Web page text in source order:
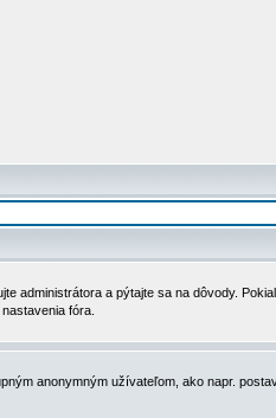
administrátora a pýtajte sa na dôvody.
fóra.
anonymným užívateľom, ako napr.